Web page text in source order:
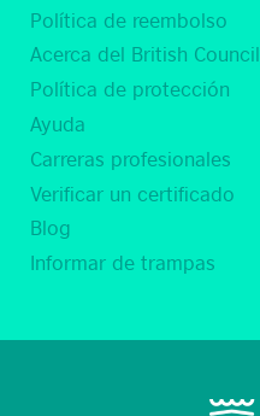
Política de reembolso
Acerca del British Council
Política de protección
Ayuda
Carreras profesionales
Verificar un certificado
Blog
Informar de trampas